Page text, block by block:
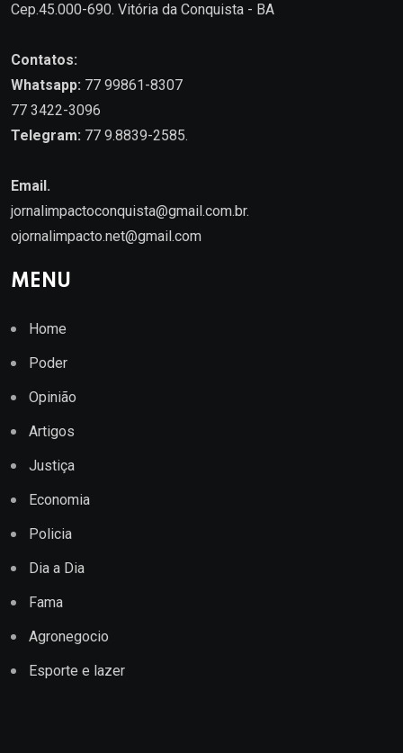
Cep.45.000-690. Vitória da Conquista - BA
Contatos:
Whatsapp: 77 99861-8307
77 3422-3096
Telegram: 77 9.8839-2585.
Email.
jornalimpactoconquista@gmail.com.br.
ojornalimpacto.net@gmail.com
MENU
Home
Poder
Opinião
Artigos
Justiça
Economia
Policia
Dia a Dia
Fama
Agronegocio
Esporte e lazer